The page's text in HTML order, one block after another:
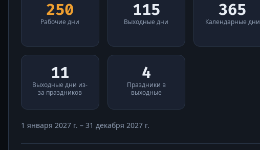
250
Рабочие дни
115
Выходные дни
365
Календарные дни
11
Выходные дни из-
за праздников
4
Праздники в
выходные
1 января 2027 г. – 31 декабря 2027 г.